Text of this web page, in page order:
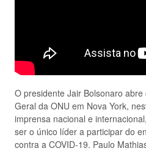
O presidente Jair Bolsonaro
Geral da ONU em Nova York,
imprensa nacional e
ser o único líder a participar do
contra a COVID-19. Paulo